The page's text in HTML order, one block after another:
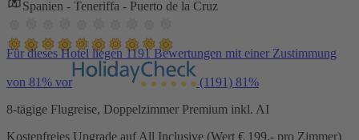
Spanien - Teneriffa - Puerto de la Cruz
Für dieses Hotel liegen 1191 Bewertungen mit einer Zustimmung
von 81% vor (1191) 81%
8-tägige Flugreise, Doppelzimmer Premium inkl. AI
Kostenfreies Upgrade auf All Inclusive (Wert € 199.- pro Zimmer)